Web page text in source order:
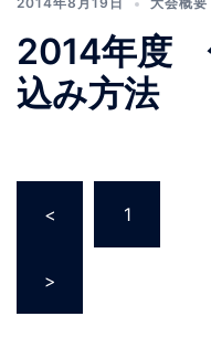
2014年度
込み方法
ー
< 1
>